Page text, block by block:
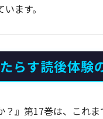
ます。
らす読後体験
？』第17巻は、これ